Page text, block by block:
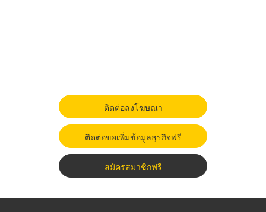
ติดต่อลงโฆษณา
ติดต่อขอเพิ่มข้อมูลธุรกิจฟรี
สมัครสมาชิกฟรี